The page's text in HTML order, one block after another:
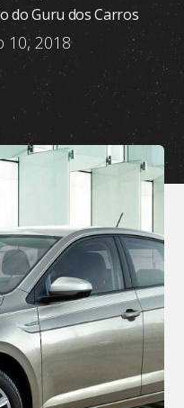
do Guru dos Carros
10, 2018